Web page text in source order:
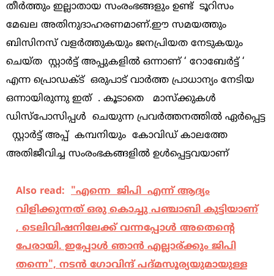
തീർത്തും ഇല്ലാതായ സംരംഭങ്ങളും ഉണ്ട് ടൂറിസം
മേഖല അതിനുദാഹരണമാണ്.ഈ സമയത്തും
ബിസിനസ് വളർത്തുകയും ജനപ്രിയത നേടുകയും
ചെയ്ത സ്റ്റാർട്ട് അപ്പുകളിൽ ഒന്നാണ് ‘ റോബേർട്ട് ‘
എന്ന പ്രൊഡക്ട് ഒരുപാട് വാർത്ത പ്രാധാന്യം നേടിയ
ഒന്നായിരുന്നു ഇത് . കൂടാതെ മാസ്‌ക്കുകൾ
ഡിസ്പോസിപ്പൾ ചെയുന്ന പ്രവർത്തനത്തിൽ ഏർപ്പെട്ട
സ്റ്റാർട്ട് അപ്പ് കമ്പനിയും കോവിഡ് കാലത്തേ
അതിജീവിച്ച സംരംഭകങ്ങളിൽ ഉൾപ്പെട്ടവയാണ്
Also read: "എന്നെ ജിപി എന്ന് ആദ്യം
വിളിക്കുന്നത് ഒരു കൊച്ചു പഞ്ചാബി കുട്ടിയാണ്
, ടെലിവിഷനിലേക്ക് വന്നപ്പോൾ അതെന്റെ
പേരായി. ഇപ്പോൾ ഞാൻ എല്ലാര്ക്കും ജിപി
തന്നെ", നടൻ ഗോവിന്ദ് പദ്മസൂര്യയുമായുള്ള